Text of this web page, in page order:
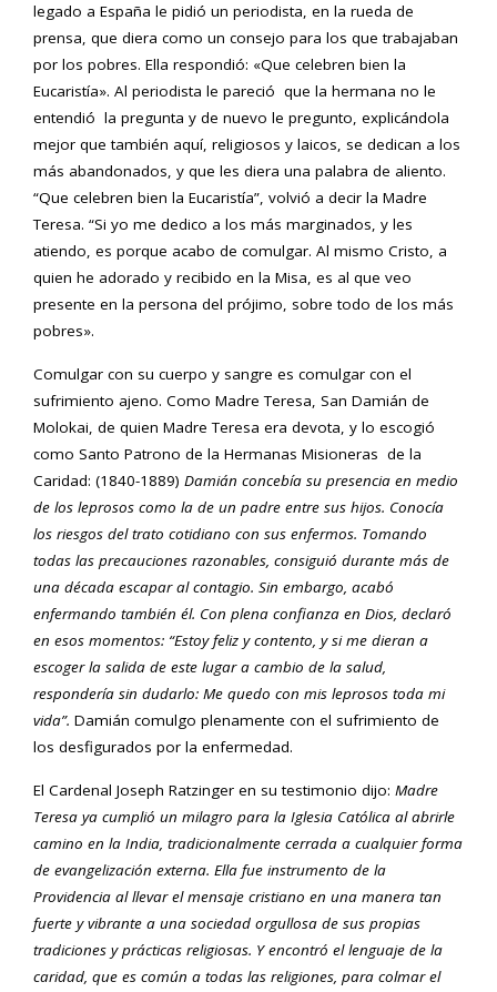
legado a España le pidió un periodista, en la rueda de
prensa, que diera como un consejo para los que trabajaban
por los pobres. Ella respondió: «Que celebren bien la
Eucaristía». Al periodista le pareció que la hermana no le
entendió la pregunta y de nuevo le pregunto, explicándola
mejor que también aquí, religiosos y laicos, se dedican a los
más abandonados, y que les diera una palabra de aliento.
“Que celebren bien la Eucaristía”, volvió a decir la Madre
Teresa. “Si yo me dedico a los más marginados, y les
atiendo, es porque acabo de comulgar. Al mismo Cristo, a
quien he adorado y recibido en la Misa, es al que veo
presente en la persona del prójimo, sobre todo de los más
pobres».
Comulgar con su cuerpo y sangre es comulgar con el
sufrimiento ajeno. Como Madre Teresa, San Damián de
Molokai, de quien Madre Teresa era devota, y lo escogió
como Santo Patrono de la Hermanas Misioneras de la
Caridad: (1840-1889) Damián concebía su presencia en medio
de los leprosos como la de un padre entre sus hijos. Conocía
los riesgos del trato cotidiano con sus enfermos. Tomando
todas las precauciones razonables, consiguió durante más de
una década escapar al contagio. Sin embargo, acabó
enfermando también él. Con plena confianza en Dios, declaró
en esos momentos: “Estoy feliz y contento, y si me dieran a
escoger la salida de este lugar a cambio de la salud,
respondería sin dudarlo: Me quedo con mis leprosos toda mi
vida”. Damián comulgo plenamente con el sufrimiento de
los desfigurados por la enfermedad.
El Cardenal Joseph Ratzinger en su testimonio dijo: Madre
Teresa ya cumplió un milagro para la Iglesia Católica al abrirle
camino en la India, tradicionalmente cerrada a cualquier forma
de evangelización externa. Ella fue instrumento de la
Providencia al llevar el mensaje cristiano en una manera tan
fuerte y vibrante a una sociedad orgullosa de sus propias
tradiciones y prácticas religiosas. Y encontró el lenguaje de la
caridad, que es común a todas las religiones, para colmar el